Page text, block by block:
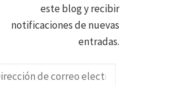
este blog y recibir
notificaciones de nuevas
entradas.